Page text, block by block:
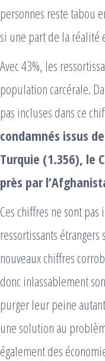
personnes reste tabou
si une part de la réalité
Avec 43%, les
population carcérale.
pas incluses dans ce
condamnés issus
Turquie (1.356), le
près par
Ces chiffres ne sont
ressortissants
nouveaux chiffres
donc inlassablement
purger leur peine
une solution au
également des